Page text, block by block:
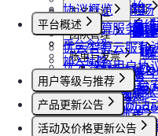
本地数据
文件管理
制作私有
调用公共
防火墙及
配置外网
云硬盘扩
更新已发
计费概览
计费方式
到期或欠
续费管理
回收规则
GPU最佳实践
Isaac系列
Windows
通过VNC
ubuntu如
ubuntu如
Windows
获取实例
启动实例
关闭实例
删除实例
重启实例
重装实例
重置实例
获取自制
创建自制
删除算力
获取社区
获取平台
查询镜像
获取镜像
磁盘与云存储
创建并挂
删除云盘
卸载云盘
扩容云盘
挂载已有
团队管理
创建团队
邀请成员
删除团队
查询成员
套餐计费
套餐用量
客户端接入
OpenClaw
按量API调用指南
快速开始
通用说明
认证
错误
文本生成
如何
模型
API
图片生成
视频生成
最佳实践
OpenClaw
Claude
Codex 接
如何在
快速开始
Agent广场
操作指南
模型配置
计费说明
升配与续费
到期与数
注册流程
注销账号
实名认证
认证概览
个人认证
高校认证
企业认证
团队管理
团队功能
管理员账
团队成员
账单与发票
账号充值
提现规则
查看账单
开具发票
协议概览
优云智算服务框
优云智算云服务
优云智算用户协
优云智算云平台
优云智算激励活
平台概述
平台介绍
加入社群
用户等级与推荐
会员等级
用户推荐
产品更新公告
GPU-新功能发布记
活动及价格更新公告